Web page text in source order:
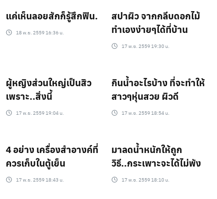
แค่เห็นลอยสักก็รู้สึกฟิน.
18 พ.ย. 2559 16:36 น.
สปาผิว จากกลีบดอกไม้
ทำเองง่ายๆได้ที่บ้าน
17 พ.ย. 2559 19:30 น.
ผู้หญิงส่วนใหญ่เป็นสิว
เพราะ..สิ่งนี้
17 พ.ย. 2559 19:04 น.
กินน้ำอะไรบ้าง ที่จะทำให้
สาวๆหุ่นสวย ผิวดี
17 พ.ย. 2559 18:54 น.
4 อย่าง เครื่องสำอางค์ที่
ควรเก็บในตู้เย็น
17 พ.ย. 2559 18:43 น.
มาลดน้ำหนักให้ถูก
วิธี..กระเพาะจะได้ไม่พัง
17 พ.ย. 2559 18:10 น.